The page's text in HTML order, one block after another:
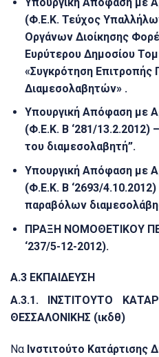
(Φ.Ε.Κ. Τεύχος
Οργάνων Διοίκησης
Ευρύτερου Δημοσίου
«Συγκρότηση Επιτροπής
Διαμεσολαβητών» .
Υπουργική Απόφαση με
(Φ.Ε.Κ. Β ‘281/13.2.2012)
του διαμεσολαβητή”.
Υπουργική Απόφαση με
(Φ.Ε.Κ. Β ‘2693/
παραβόλων
ΠΡΑΞΗ ΝΟΜΟΘΕΤΙΚΟΥ
‘237/5-12-2012).
Α.3 ΕΚΠΑΙΔΕΥΣΗ
Α.3.1.
ΙΝΣΤΙΤΟΥΤΟ
ΘΕΣΣΑΛΟΝΙΚΗΣ (ικδθ)
Να Ινστιτούτο Κατάρτισης